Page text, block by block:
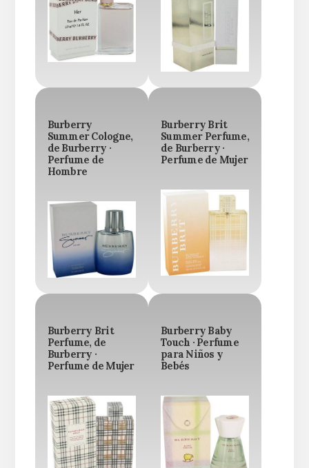
Burberry
Summer Cologne,
de Burberry ·
Perfume de
Hombre
Burberry Brit
Summer Perfume,
de Burberry ·
Perfume de Mujer
Burberry Brit
Perfume, de
Burberry ·
Perfume de Mujer
Burberry Baby
Touch · Perfume
para Niños y
Bebés